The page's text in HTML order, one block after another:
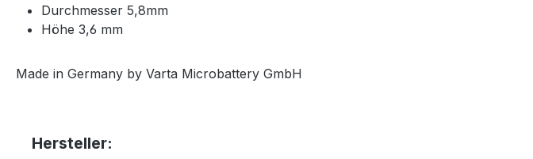
Durchmesser 5,8mm
Höhe 3,6 mm
Made in Germany by Varta Microbattery GmbH
Hersteller: